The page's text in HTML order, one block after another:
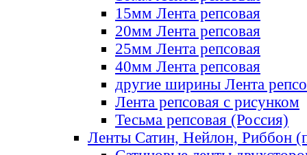
15мм Лента репсовая
20мм Лента репсовая
25мм Лента репсовая
40мм Лента репсовая
другие ширины Лента
Лента репсовая с рисунком
Тесьма репсовая (Россия)
Ленты Сатин, Нейлон, Риббон